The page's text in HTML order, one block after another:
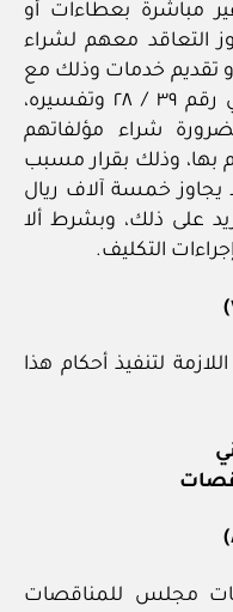
مباشرة بعطاءات أو
التعاقد معهم لشراء
تقديم خدمات وذلك مع
عدم الإخلال بالمرسوم السلطاني رقم ٣٩ / ٢٨ وتفسيره،
شراء مؤلفاتهم
بها، وذلك بقرار مسبب
يجاوز خمسة آلاف ريال
على ذلك، وبشرط ألا
التكليف.
لتنفيذ أحكام هذا
مجلس للمناقصات